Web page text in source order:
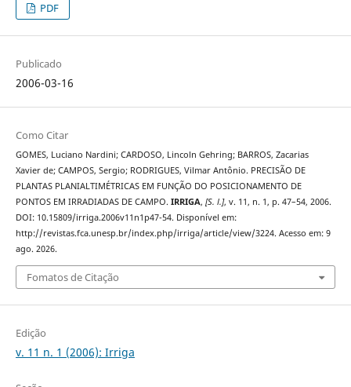
PDF
Publicado
2006-03-16
Como Citar
GOMES, Luciano Nardini; CARDOSO, Lincoln Gehring; BARROS, Zacarias
Xavier de; CAMPOS, Sergio; RODRIGUES, Vilmar Antônio. PRECISÃO DE
PLANTAS PLANIALTIMÉTRICAS EM FUNÇÃO DO POSICIONAMENTO DE
PONTOS EM IRRADIADAS DE CAMPO. IRRIGA, [S. l.], v. 11, n. 1, p. 47–54, 2006.
DOI: 10.15809/irriga.2006v11n1p47-54. Disponível em:
http://revistas.fca.unesp.br/index.php/irriga/article/view/3224. Acesso em: 9
ago. 2026.
Fomatos de Citação
Edição
v. 11 n. 1 (2006): Irriga